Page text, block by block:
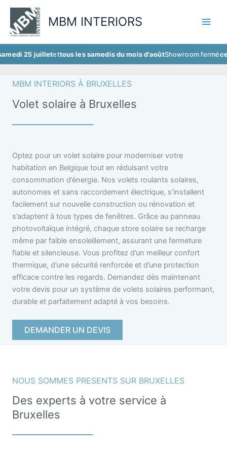
Aller
contenu
MBM INTERIORS
juillet ettous les samedis du mois d'aoûtShowroom ferméce samedi
MBM INTERIORS À BRUXELLES
Volet solaire à Bruxelles
Optez pour un volet solaire pour moderniser votre
habitation en Belgique tout en réduisant votre
consommation d’énergie. Nos volets roulants solaires,
autonomes et sans raccordement électrique, s’installent
facilement sur nouvelle construction ou rénovation et
s’adaptent à tous types de fenêtres. Grâce au panneau
photovoltaïque intégré, chaque store solaire se recharge
même par faible ensoleillement, assurant une fermeture
fiable et silencieuse. Vous profitez d’un meilleur confort
thermique, d’une sécurité renforcée et d’une protection
efficace contre les regards. Demandez dès maintenant
votre devis pour un système de volets solaires performant,
durable et parfaitement adapté à vos besoins.
DEMANDER UN DEVIS
NOUS SOMMES PRESENTS SUR BRUXELLES
Des experts à votre service à
Bruxelles